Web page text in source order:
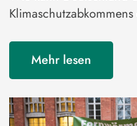
Mehr lesen